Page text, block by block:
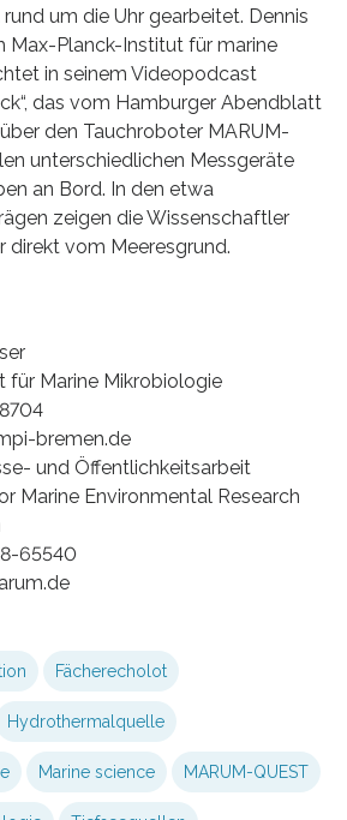
um die Uhr gearbeitet. Dennis
Max-Planck-Institut für marine
in seinem Videopodcast
das vom Hamburger Abendblatt
den Tauchroboter MARUM-
unterschiedlichen Messgeräte
an Bord. In den etwa
zeigen die Wissenschaftler
direkt vom Meeresgrund.
für Marine Mikrobiologie
bremen.de
und Öffentlichkeitsarbeit
Marine Environmental Research
65540
Fächerecholot
Hydrothermalquelle
Marine science MARUM-QUEST